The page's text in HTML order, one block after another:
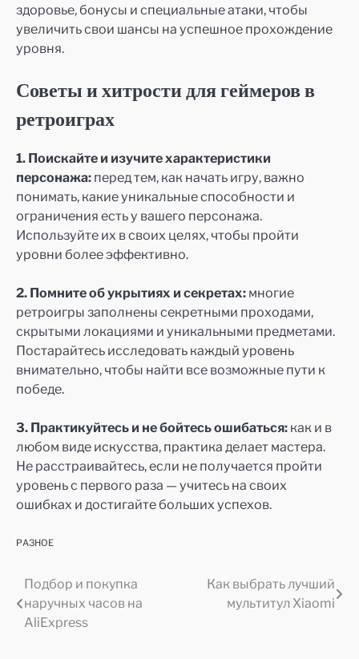
здоровье, бонусы и специальные атаки, чтобы
увеличить свои шансы на успешное прохождение
уровня.
Советы и хитрости для геймеров в
ретроиграх
1. Поискайте и изучите характеристики
персонажа: перед тем, как начать игру, важно
понимать, какие уникальные способности и
ограничения есть у вашего персонажа.
Используйте их в своих целях, чтобы пройти
уровни более эффективно.
2. Помните об укрытиях и секретах: многие
ретроигры заполнены секретными проходами,
скрытыми локациями и уникальными предметами.
Постарайтесь исследовать каждый уровень
внимательно, чтобы найти все возможные пути к
победе.
3. Практикуйтесь и не бойтесь ошибаться: как и в
любом виде искусства, практика делает мастера.
Не расстраивайтесь, если не получается пройти
уровень с первого раза — учитесь на своих
ошибках и достигайте больших успехов.
РАЗНОЕ
Навигация
по
Подбор и покупка
наручных часов на
AliExpress
Как выбрать лучший
мультитул Xiaomi